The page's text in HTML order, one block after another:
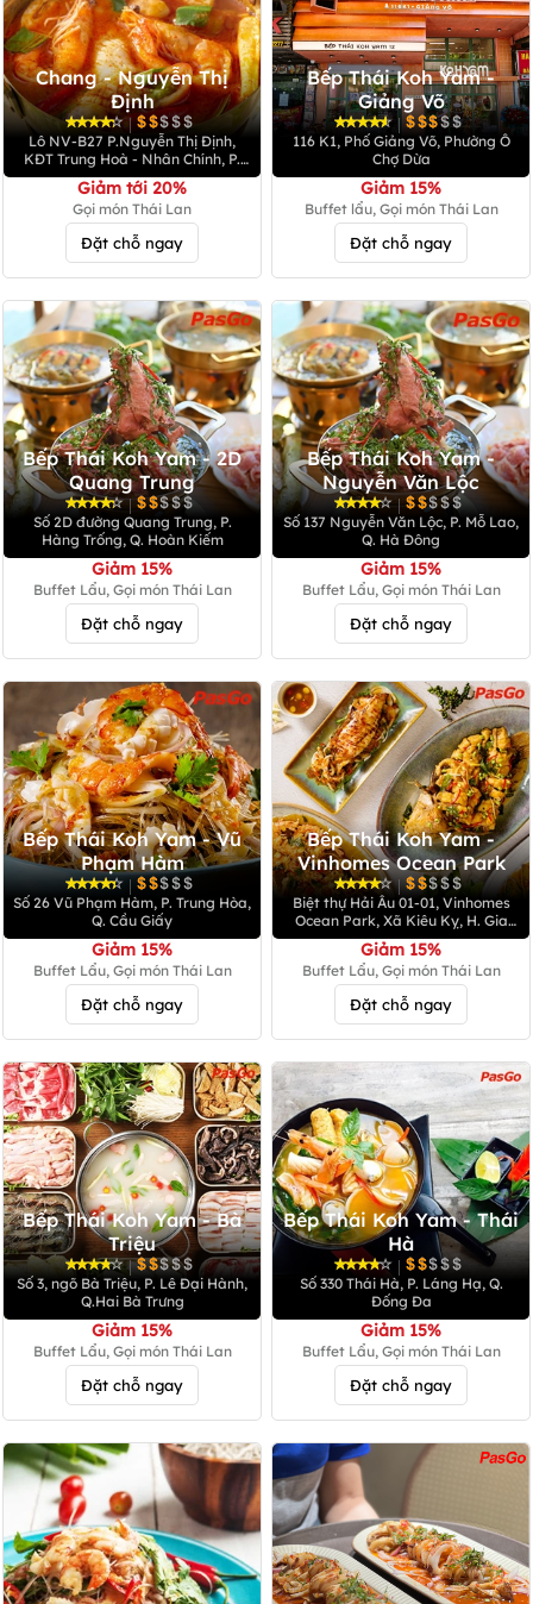
Chang - Nguyễn Thị
Định
|
Lô NV-B27 P.Nguyễn Thị Định,
KĐT Trung Hoà - Nhân Chính, P.
Nhân Chính, Q. Cầu Giấy
Giảm tới 20%
Gọi món Thái Lan
Đặt chỗ ngay
Bếp Thái Koh Yam -
Giảng Võ
|
116 K1, Phố Giảng Võ, Phường Ô
Chợ Dừa
Giảm 15%
Buffet lẩu, Gọi món Thái Lan
Đặt chỗ ngay
Bếp Thái Koh Yam - 2D
Quang Trung
|
Số 2D đường Quang Trung, P.
Hàng Trống, Q. Hoàn Kiếm
Giảm 15%
Buffet Lẩu, Gọi món Thái Lan
Đặt chỗ ngay
Bếp Thái Koh Yam -
Nguyễn Văn Lộc
|
Số 137 Nguyễn Văn Lộc, P. Mỗ Lao,
Q. Hà Đông
Giảm 15%
Buffet Lẩu, Gọi món Thái Lan
Đặt chỗ ngay
Bếp Thái Koh Yam - Vũ
Phạm Hàm
|
Số 26 Vũ Phạm Hàm, P. Trung Hòa,
Q. Cầu Giấy
Giảm 15%
Buffet Lẩu, Gọi món Thái Lan
Đặt chỗ ngay
Bếp Thái Koh Yam -
Vinhomes Ocean Park
|
Biệt thự Hải Âu 01-01, Vinhomes
Ocean Park, Xã Kiêu Kỵ, H. Gia
Lâm
Giảm 15%
Buffet Lẩu, Gọi món Thái Lan
Đặt chỗ ngay
Bếp Thái Koh Yam - Bà
Triệu
|
Số 3, ngõ Bà Triệu, P. Lê Đại Hành,
Q.Hai Bà Trưng
Giảm 15%
Buffet Lẩu, Gọi món Thái Lan
Đặt chỗ ngay
Bếp Thái Koh Yam - Thái
Hà
|
Số 330 Thái Hà, P. Láng Hạ, Q.
Đống Đa
Giảm 15%
Buffet Lẩu, Gọi món Thái Lan
Đặt chỗ ngay